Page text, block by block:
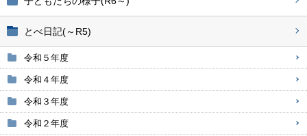
とべ日記(～R5)
令和５年度
令和４年度
令和３年度
令和２年度